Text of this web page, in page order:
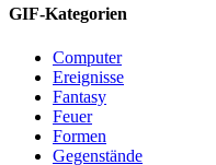
GIF-Kategorien
Computer
Ereignisse
Fantasy
Feuer
Formen
Gegenstände